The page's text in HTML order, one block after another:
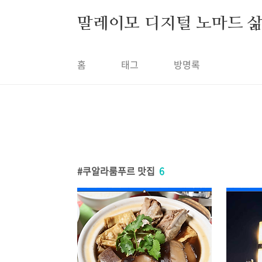
말레이모 디지털 노마드
홈 태그 방명록
쿠알라룸푸르 맛집 6